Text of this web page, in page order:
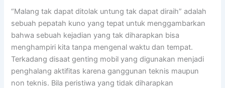
“Malang tak dapat ditolak untung tak dapat diraih” adalah
sebuah pepatah kuno yang tepat untuk menggambarkan
bahwa sebuah kejadian yang tak diharapkan bisa
menghampiri kita tanpa mengenal waktu dan tempat.
Terkadang disaat genting mobil yang digunakan menjadi
penghalang aktifitas karena ganggunan teknis maupun
non teknis. Bila peristiwa yang tidak diharapkan